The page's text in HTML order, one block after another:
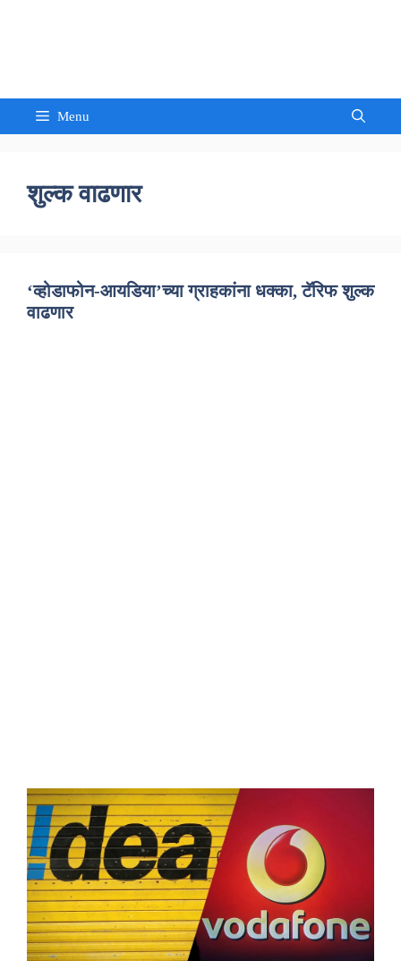
Menu
शुल्क वाढणार
‘व्होडाफोन-आयडिया’च्या ग्राहकांना धक्का, टॅरिफ शुल्क
वाढणार